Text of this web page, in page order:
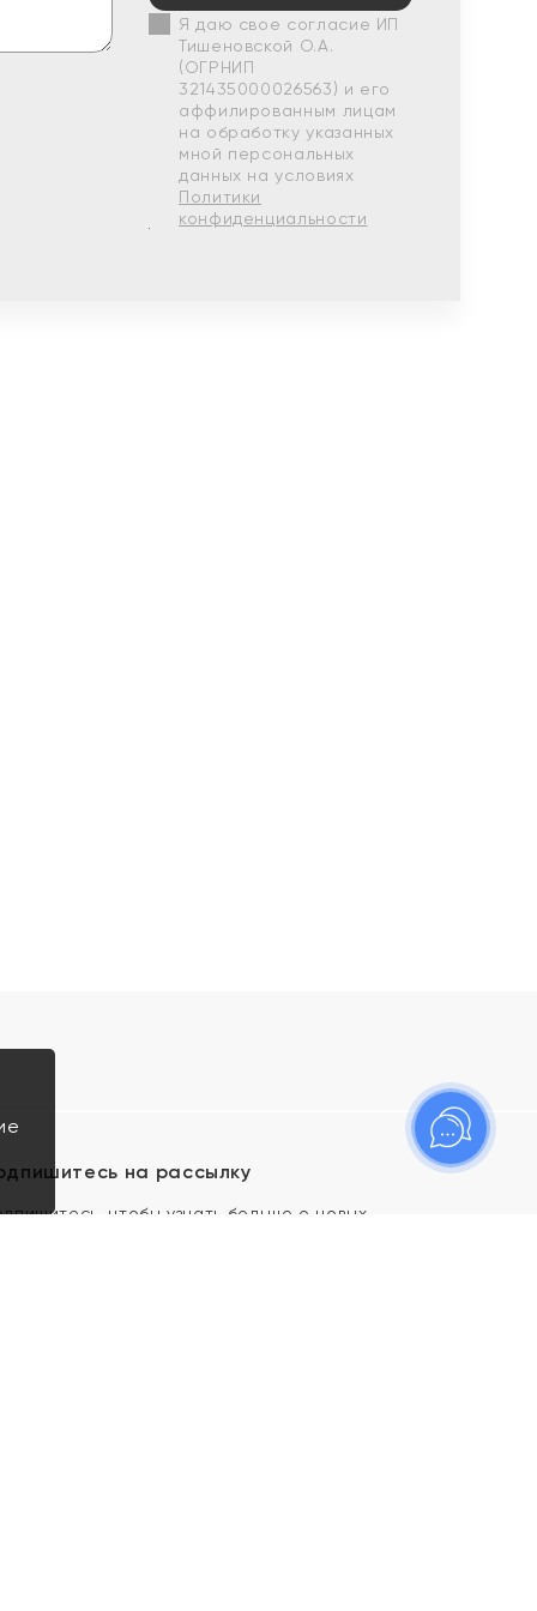
Я даю свое согласие ИП
Тишеновской О.А.
(ОГРНИП
321435000026563) и его
аффилированным лицам
на обработку указанных
мной персональных
данных на условиях
Политики
конфиденциальности
на рассылку
чтобы узнать больше о новых